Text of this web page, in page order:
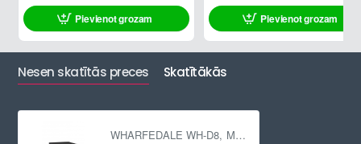
Pievienot grozam Pievienot grozam
Nesen skatītās preces Skatītākās
WHARFEDALE WH-D8, Melns